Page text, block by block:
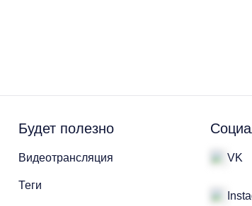
Будет полезно
Видеотрансляция
Теги
VK